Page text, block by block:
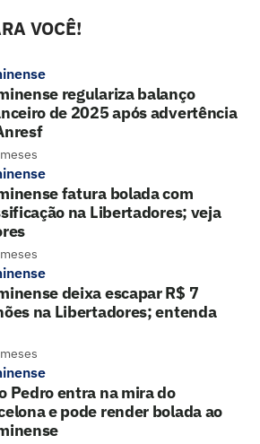
VOCÊ!
regulariza balanço
de 2025 após advertência
fatura bolada com
na Libertadores; veja
deixa escapar R$ 7
na Libertadores; entenda
Pedro entra na mira do
e pode render bolada ao